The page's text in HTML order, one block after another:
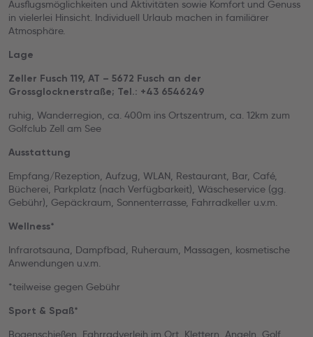
Ausflugsmöglichkeiten und Aktivitäten sowie Komfort und Genuss
in vielerlei Hinsicht. Individuell Urlaub machen in familiärer
Atmosphäre.
Lage
Zeller Fusch 119, AT – 5672 Fusch an der
Grossglocknerstraße; Tel.: +43 6546249
ruhig, Wanderregion, ca. 400m ins Ortszentrum, ca. 12km zum
Golfclub Zell am See
Ausstattung
Empfang/Rezeption, Aufzug, WLAN, Restaurant, Bar, Café,
Bücherei, Parkplatz (nach Verfügbarkeit), Wäscheservice (gg.
Gebühr), Gepäckraum, Sonnenterrasse, Fahrradkeller u.v.m.
Wellness*
Infrarotsauna, Dampfbad, Ruheraum, Massagen, kosmetische
Anwendungen u.v.m.
*teilweise gegen Gebühr
Sport & Spaß*
Bogenschießen, Fahrradverleih im Ort, Klettern, Angeln, Golf,